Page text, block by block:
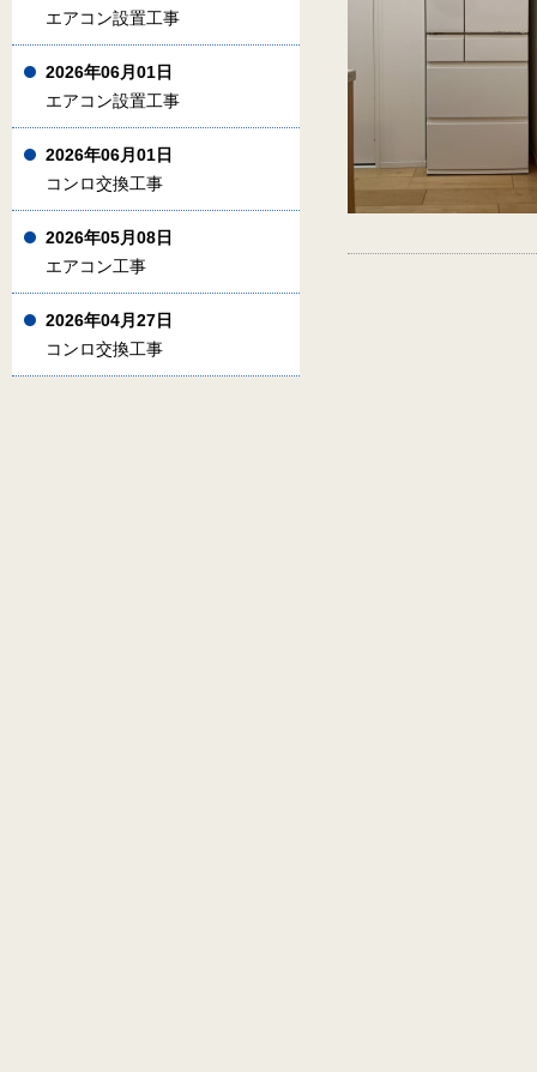
エアコン設置工事
2026年06月01日
エアコン設置工事
2026年06月01日
コンロ交換工事
2026年05月08日
エアコン工事
2026年04月27日
コンロ交換工事